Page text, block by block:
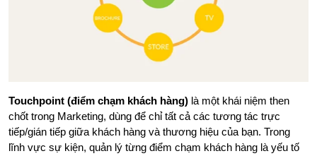
Touchpoint (điểm chạm khách hàng) là một khái niệm then
chốt trong Marketing, dùng để chỉ tất cả các tương tác trực
tiếp/gián tiếp giữa khách hàng và thương hiệu của bạn. Trong
lĩnh vực sự kiện, quản lý từng điểm chạm khách hàng là yếu tố